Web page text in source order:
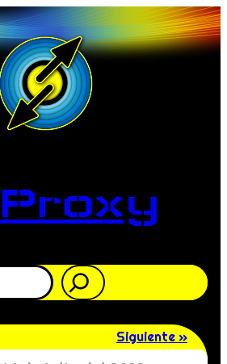
Siguiente »